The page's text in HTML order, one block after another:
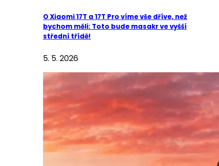
O Xiaomi 17T a 17T Pro víme vše dříve, než
bychom měli: Toto bude masakr ve vyšší
střední třídě!
5. 5. 2026